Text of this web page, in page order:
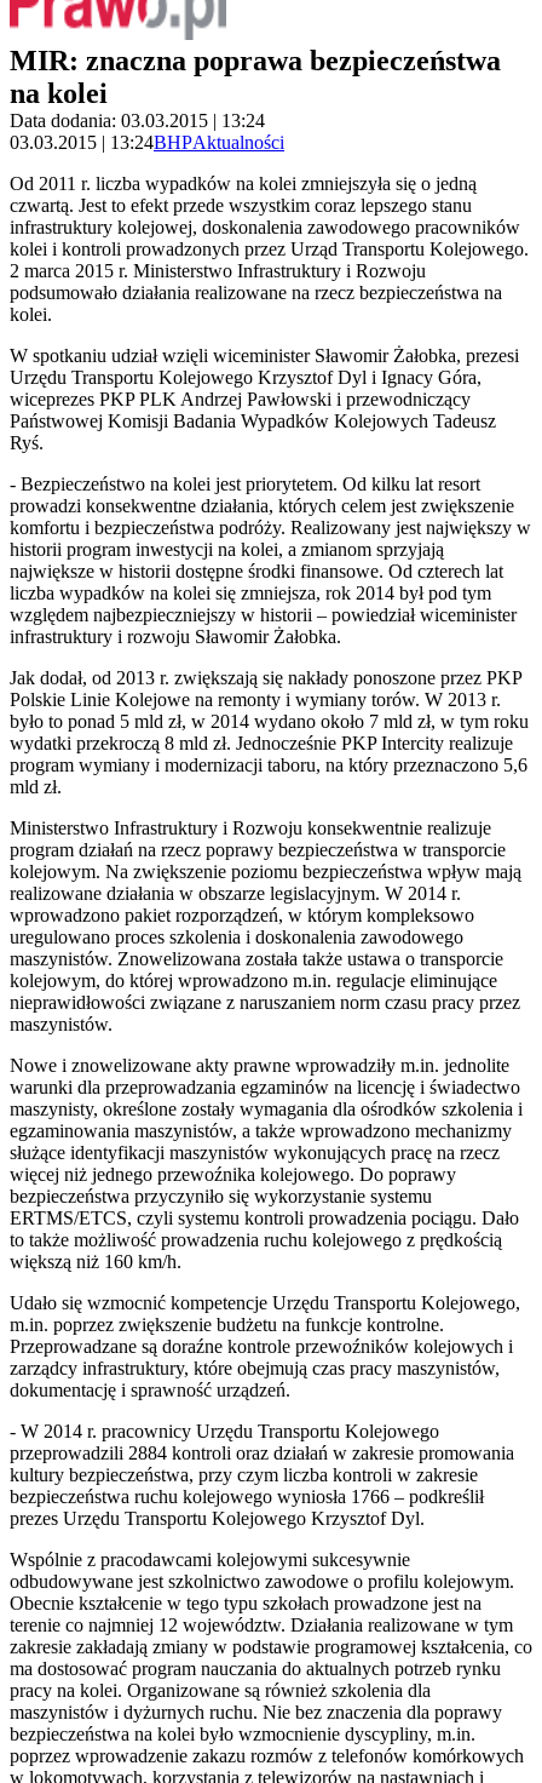
MIR: znaczna poprawa bezpieczeństwa
na kolei
Data dodania: 03.03.2015 | 13:24
03.03.2015 | 13:24BHPAktualności
Od 2011 r. liczba wypadków na kolei zmniejszyła się o jedną
czwartą. Jest to efekt przede wszystkim coraz lepszego stanu
infrastruktury kolejowej, doskonalenia zawodowego pracowników
kolei i kontroli prowadzonych przez Urząd Transportu Kolejowego.
2 marca 2015 r. Ministerstwo Infrastruktury i Rozwoju
podsumowało działania realizowane na rzecz bezpieczeństwa na
kolei.
W spotkaniu udział wzięli wiceminister Sławomir Żałobka, prezesi
Urzędu Transportu Kolejowego Krzysztof Dyl i Ignacy Góra,
wiceprezes PKP PLK Andrzej Pawłowski i przewodniczący
Państwowej Komisji Badania Wypadków Kolejowych Tadeusz
Ryś.
- Bezpieczeństwo na kolei jest priorytetem. Od kilku lat resort
prowadzi konsekwentne działania, których celem jest zwiększenie
komfortu i bezpieczeństwa podróży. Realizowany jest największy w
historii program inwestycji na kolei, a zmianom sprzyjają
największe w historii dostępne środki finansowe. Od czterech lat
liczba wypadków na kolei się zmniejsza, rok 2014 był pod tym
względem najbezpieczniejszy w historii – powiedział wiceminister
infrastruktury i rozwoju Sławomir Żałobka.
Jak dodał, od 2013 r. zwiększają się nakłady ponoszone przez PKP
Polskie Linie Kolejowe na remonty i wymiany torów. W 2013 r.
było to ponad 5 mld zł, w 2014 wydano około 7 mld zł, w tym roku
wydatki przekroczą 8 mld zł. Jednocześnie PKP Intercity realizuje
program wymiany i modernizacji taboru, na który przeznaczono 5,6
mld zł.
Ministerstwo Infrastruktury i Rozwoju konsekwentnie realizuje
program działań na rzecz poprawy bezpieczeństwa w transporcie
kolejowym. Na zwiększenie poziomu bezpieczeństwa wpływ mają
realizowane działania w obszarze legislacyjnym. W 2014 r.
wprowadzono pakiet rozporządzeń, w którym kompleksowo
uregulowano proces szkolenia i doskonalenia zawodowego
maszynistów. Znowelizowana została także ustawa o transporcie
kolejowym, do której wprowadzono m.in. regulacje eliminujące
nieprawidłowości związane z naruszaniem norm czasu pracy przez
maszynistów.
Nowe i znowelizowane akty prawne wprowadziły m.in. jednolite
warunki dla przeprowadzania egzaminów na licencję i świadectwo
maszynisty, określone zostały wymagania dla ośrodków szkolenia i
egzaminowania maszynistów, a także wprowadzono mechanizmy
służące identyfikacji maszynistów wykonujących pracę na rzecz
więcej niż jednego przewoźnika kolejowego. Do poprawy
bezpieczeństwa przyczyniło się wykorzystanie systemu
ERTMS/ETCS, czyli systemu kontroli prowadzenia pociągu. Dało
to także możliwość prowadzenia ruchu kolejowego z prędkością
większą niż 160 km/h.
Udało się wzmocnić kompetencje Urzędu Transportu Kolejowego,
m.in. poprzez zwiększenie budżetu na funkcje kontrolne.
Przeprowadzane są doraźne kontrole przewoźników kolejowych i
zarządcy infrastruktury, które obejmują czas pracy maszynistów,
dokumentację i sprawność urządzeń.
- W 2014 r. pracownicy Urzędu Transportu Kolejowego
przeprowadzili 2884 kontroli oraz działań w zakresie promowania
kultury bezpieczeństwa, przy czym liczba kontroli w zakresie
bezpieczeństwa ruchu kolejowego wyniosła 1766 – podkreślił
prezes Urzędu Transportu Kolejowego Krzysztof Dyl.
Wspólnie z pracodawcami kolejowymi sukcesywnie
odbudowywane jest szkolnictwo zawodowe o profilu kolejowym.
Obecnie kształcenie w tego typu szkołach prowadzone jest na
terenie co najmniej 12 województw. Działania realizowane w tym
zakresie zakładają zmiany w podstawie programowej kształcenia, co
ma dostosować program nauczania do aktualnych potrzeb rynku
pracy na kolei. Organizowane są również szkolenia dla
maszynistów i dyżurnych ruchu. Nie bez znaczenia dla poprawy
bezpieczeństwa na kolei było wzmocnienie dyscypliny, m.in.
poprzez wprowadzenie zakazu rozmów z telefonów komórkowych
w lokomotywach, korzystania z telewizorów na nastawniach i